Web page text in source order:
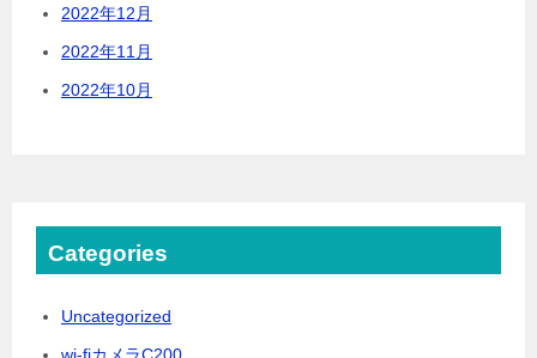
2022年12月
2022年11月
2022年10月
Categories
Uncategorized
wi-fiカメラC200